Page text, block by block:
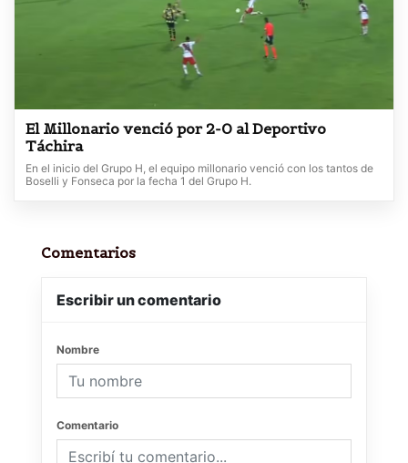
El Millonario venció por 2-0 al Deportivo
Táchira
En el inicio del Grupo H, el equipo millonario venció con los tantos de
Boselli y Fonseca por la fecha 1 del Grupo H.
Comentarios
Escribir un comentario
Nombre
Comentario